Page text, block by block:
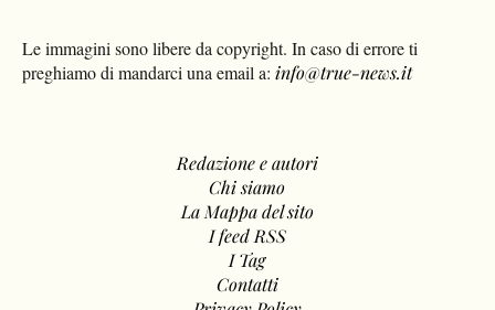
Le immagini sono libere da copyright. In caso di errore ti
preghiamo di mandarci una email a: info@true-news.it
Redazione e autori
Chi siamo
La Mappa del sito
I feed RSS
I Tag
Contatti